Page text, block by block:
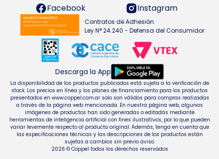
Facebook
Instagram
Contratos de Adhesión
Ley N° 24.240 - Defensa del Consumidor
Descarga la App
La disponibilidad de los productos publicados está sujeta a la verificación de
stock. Los precios en línea y los planes de financiamiento para los productos
presentados en www.coppel.com.ar solo son válidos para compras realizadas
a través de la página web mencionada. En nuestra página web, algunas
imágenes de productos han sido generadas o editadas mediante
herramientas de inteligencia artificial con fines ilustrativos, por lo que pueden
variar levemente respecto al producto original. Además, tenga en cuenta que
las especificaciones técnicas y las descripciones de los productos están
sujetas a cambios sin previo aviso.
2026 © Coppel todos los derechos reservados